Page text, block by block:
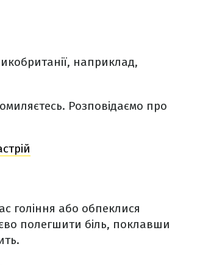
наприклад,
Розповідаємо про
гоління або обпеклися
полегшити біль, поклавши